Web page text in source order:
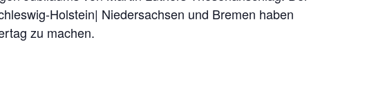
Holstein| Niedersachsen und Bremen haben
zu machen.